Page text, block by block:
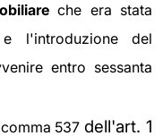
che era stata
l'introduzione del
entro sessanta
537 dell'art. 1